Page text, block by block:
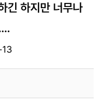
긴 하지만 너무나